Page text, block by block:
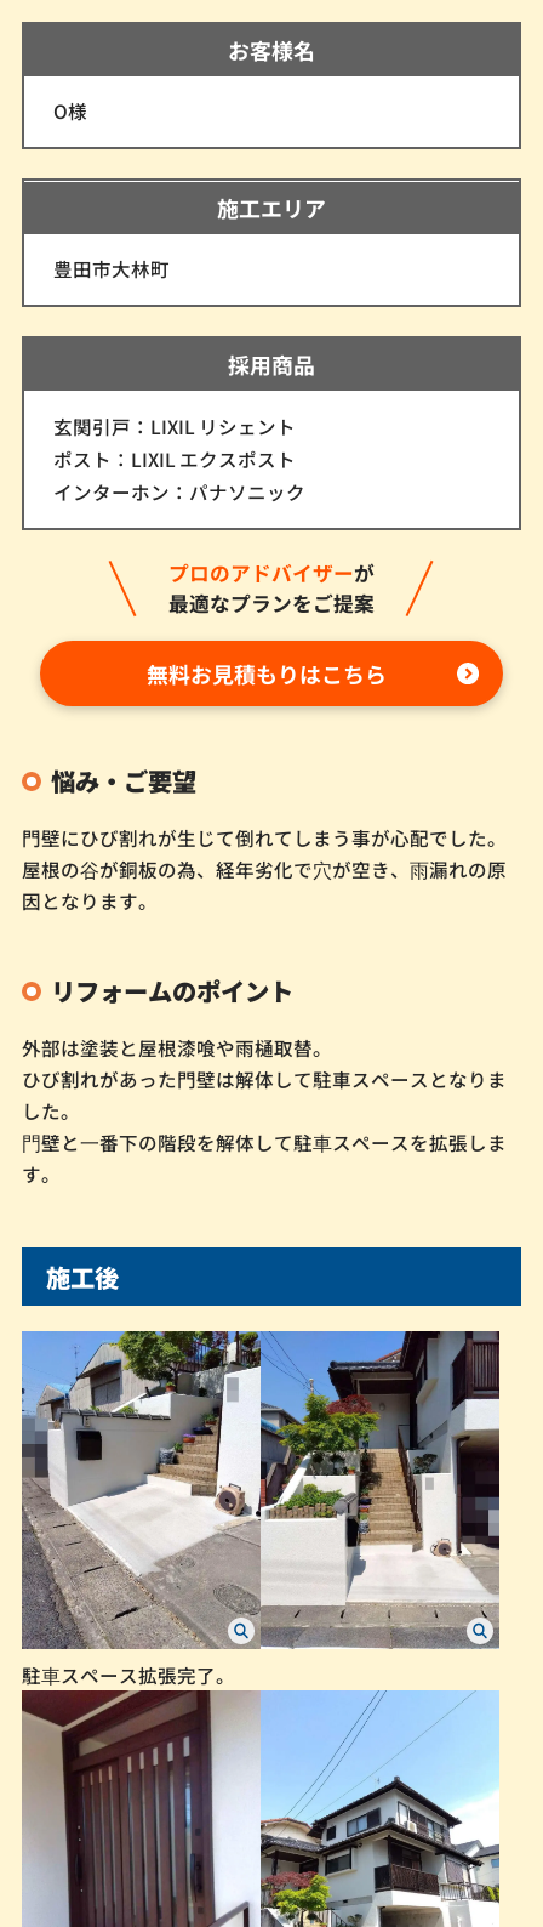
お客様名
O様
施工エリア
豊田市大林町
採用商品
玄関引戸：LIXIL リシェント
ポスト：LIXIL エクスポスト
インターホン：パナソニック
プロのアドバイザーが
最適なプランをご提案
無料お見積もりはこちら
悩み・ご要望
門壁にひび割れが生じて倒れてしまう事が心配でした。
屋根の⾕が銅板の為、経年劣化で⽳が空き、⾬漏れの原
因となります。
リフォームのポイント
外部は塗装と屋根漆喰や雨樋取替。
ひび割れがあった門壁は解体して駐車スペースとなりま
した。
⾨壁と⼀番下の階段を解体して駐⾞スペースを拡張しま
す。
施工後
駐⾞スペース拡張完了。